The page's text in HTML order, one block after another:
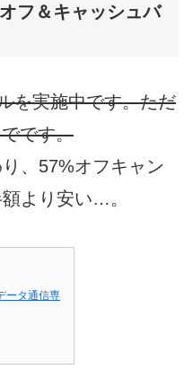
フ＆キャッシュバ
を実施中です。ただ
です。
、57%オフキャン
より安い…。
ータ通信専